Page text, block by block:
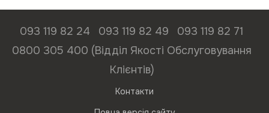
093 119 82 24 093 119 82 49
093 119 82 71
0800 305 400 (Відділ Якості Обслуговування
Клієнтів)
Контакти